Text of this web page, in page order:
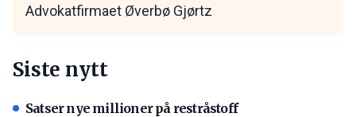
Advokatfirmaet Øverbø Gjørtz
Siste nytt
Satser nye millioner på restråstoff